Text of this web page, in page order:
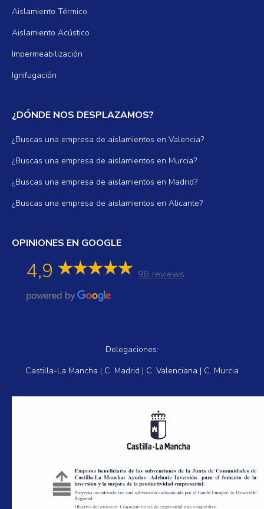
Aislamiento Térmico
Aislamiento Acústico
Impermeabilización
Ignifugación
¿DÓNDE NOS DESPLAZAMOS?
¿Buscas una empresa de aislamientos en Valencia?
¿Buscas una empresa de aislamientos en Murcia?
¿Buscas una empresa de aislamientos en Madrid?
¿Buscas una empresa de aislamientos en Alicante?
OPINIONES EN GOOGLE
4,9 98 reviews
Delegaciones:
Castilla-La Mancha | C. Madrid | C. Valenciana | C. Murcia